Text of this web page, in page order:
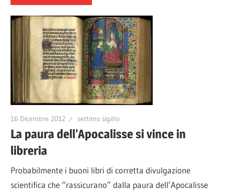
16 Dicembre 2012 settimo sigillo
La paura dell’Apocalisse si vince in
libreria
Probabilmente i buoni libri di corretta divulgazione
scientifica che “rassicurano” dalla paura dell’Apocalisse